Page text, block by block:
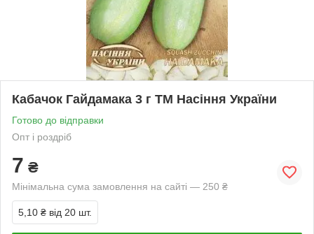
Кабачок Гайдамака 3 г ТМ Насіння України
Готово до відправки
Опт і роздріб
7 ₴
Мінімальна сума замовлення на сайті — 250 ₴
5,10 ₴ від 20 шт.